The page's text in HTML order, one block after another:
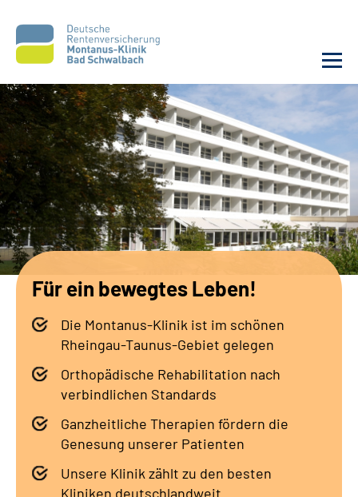
Unsere Klinik
Unsere Angebote
Service
Karriere
Sozialdienste & Zuweisende
Suche
Leichte Sprache
Gebärdensprache
Für ein bewegtes Leben!
Die Montanus-Klinik ist im schönen
Rheingau-Taunus-Gebiet gelegen
Orthopädische Rehabilitation nach
verbindlichen Standards
Ganzheitliche Therapien fördern die
Genesung unserer Patienten
Unsere Klinik zählt zu den besten
Kliniken deutschlandweit